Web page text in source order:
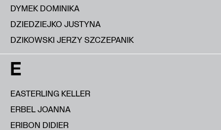
DYMEK DOMINIKA
DZIEDZIEJKO JUSTYNA
DZIKOWSKI JERZY SZCZEPANIK
E
EASTERLING KELLER
ERBEL JOANNA
ERIBON DIDIER